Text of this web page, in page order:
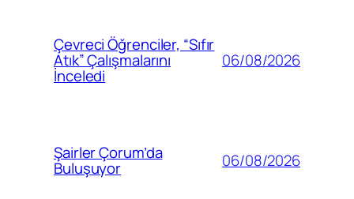
Çevreci Öğrenciler, “Sıfır
Atık” Çalışmalarını
İnceledi
06/08/2026
Şairler Çorum’da
Buluşuyor 06/08/2026